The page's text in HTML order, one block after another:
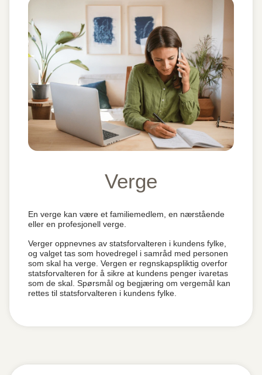
Verge
En verge kan være et familiemedlem, en nærstående
eller en profesjonell verge.
Verger oppnevnes av statsforvalteren i kundens fylke,
og valget tas som hovedregel i samråd med personen
som skal ha verge. Vergen er regnskapspliktig overfor
statsforvalteren for å sikre at kundens penger ivaretas
som de skal. Spørsmål og begjæring om vergemål kan
rettes til statsforvalteren i kundens fylke.